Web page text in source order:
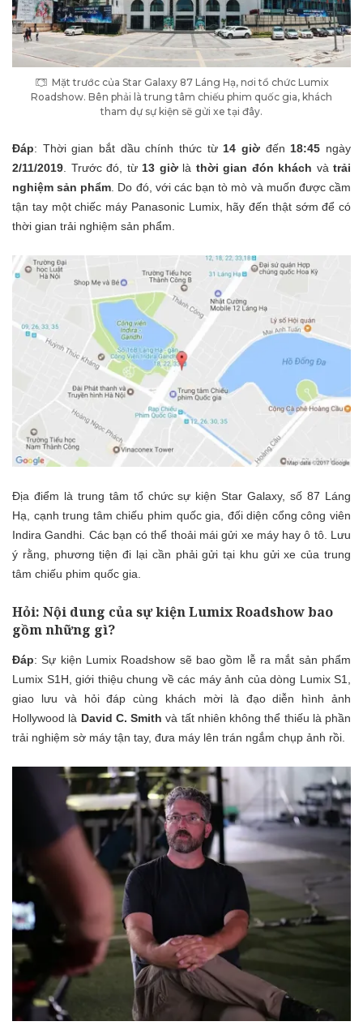
Mặt trước của Star Galaxy 87 Láng Hạ, nơi tổ chức Lumix
Roadshow. Bên phải là trung tâm chiếu phim quốc gia, khách
tham dự sự kiện sẽ gửi xe tại đây.
Đáp: Thời gian bắt dầu chính thức từ 14 giờ đến 18:45 ngày
2/11/2019 . Trước đó, từ 13 giờlà thời gian đón khách và trải
nghiệm sản phẩm . Do đó, với các bạn tò mò và muốn được cầm
tận tay một chiếc máy Panasonic Lumix, hãy đến thật sớm để có
thời gian trải nghiệm sản phẩm.
Địa điểm là trung tâm tổ chức sự kiện Star Galaxy, số 87 Láng
Hạ, cạnh trung tâm chiếu phim quốc gia, đối diện cổng công viên
Indira Gandhi. Các bạn có thể thoải mái gửi xe máy hay ô tô. Lưu
ý rằng, phương tiện đi lại cần phải gửi tại khu gửi xe của trung
tâm chiếu phim quốc gia.
Hỏi: Nội dung của sự kiện Lumix Roadshow bao
gồm những gì?
Đáp: Sự kiện Lumix Roadshow sẽ bao gồm lễ ra mắt sản phẩm
Lumix S1H, giới thiệu chung về các máy ảnh của dòng Lumix S1,
giao lưu và hỏi đáp cùng khách mời là đạo diễn hình ảnh
Hollywood là David C. Smith và tất nhiên không thể thiếu là phần
trải nghiệm sờ máy tận tay, đưa máy lên trán ngắm chụp ảnh rồi.